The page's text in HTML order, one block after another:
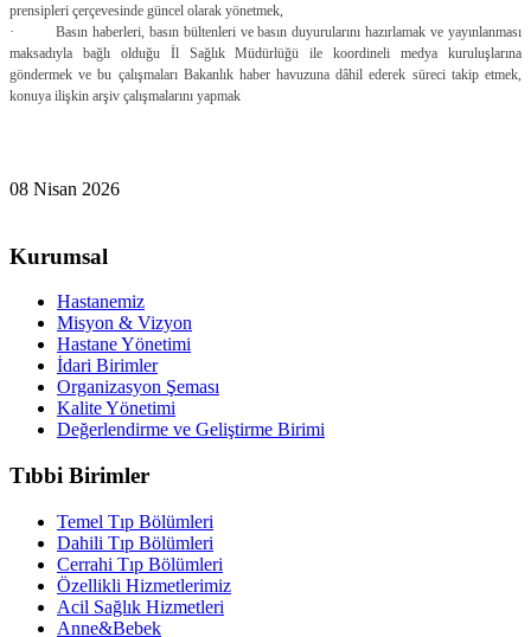
prensipleri çerçevesinde güncel olarak yönetmek,
· Basın haberleri, basın bültenleri ve basın duyurularını hazırlamak ve yayınlanması
maksadıyla bağlı olduğu İl Sağlık Müdürlüğü ile koordineli medya kuruluşlarına
göndermek ve bu çalışmaları Bakanlık haber havuzuna dâhil ederek süreci takip etmek,
konuya ilişkin arşiv çalışmalarını yapmak
08 Nisan 2026
Kurumsal
Hastanemiz
Misyon & Vizyon
Hastane Yönetimi
İdari Birimler
Organizasyon Şeması
Kalite Yönetimi
Değerlendirme ve Geliştirme Birimi
Tıbbi Birimler
Temel Tıp Bölümleri
Dahili Tıp Bölümleri
Cerrahi Tıp Bölümleri
Özellikli Hizmetlerimiz
Acil Sağlık Hizmetleri
Anne&Bebek